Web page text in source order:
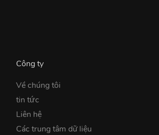
Công ty
Về chúng tôi
tin tức
Liên hệ
Các trung tâm dữ liệu